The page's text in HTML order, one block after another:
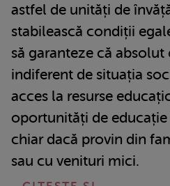
astfel de unități de
stabilească condiții
să garanteze că
indiferent de situația
acces la resurse
oportunități de
chiar dacă provin din
sau cu venituri mici.